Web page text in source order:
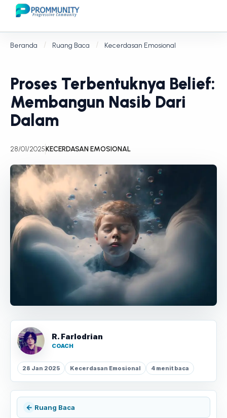
Beranda Ruang Baca Kecerdasan Emosional
Proses Terbentuknya Belief:
Membangun Nasib Dari
Dalam
28/01/2025KECERDASAN EMOSIONAL
R. Farlodrian
COACH
28 Jan 2025 Kecerdasan Emosional 4 menit baca
← Ruang Baca